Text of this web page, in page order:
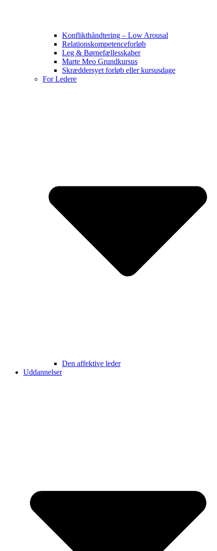
Konflikthåndtering – Low Arousal
Relationskompetenceforløb
Leg & Børnefællesskaber
Marte Meo Grundkursus
Skræddersyet forløb eller kursusdage
For Ledere
Den affektive leder
Uddannelser